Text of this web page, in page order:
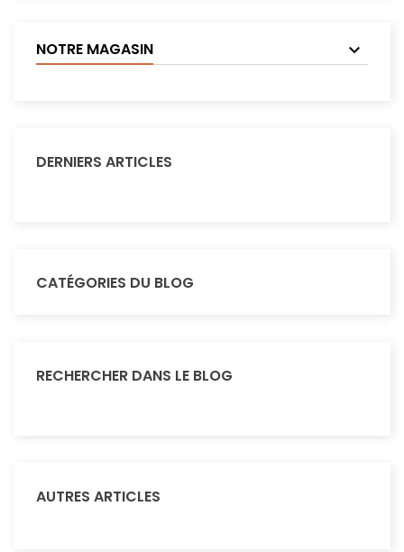
NOTRE MAGASIN
DERNIERS ARTICLES
CATÉGORIES DU BLOG
RECHERCHER DANS LE BLOG
AUTRES ARTICLES